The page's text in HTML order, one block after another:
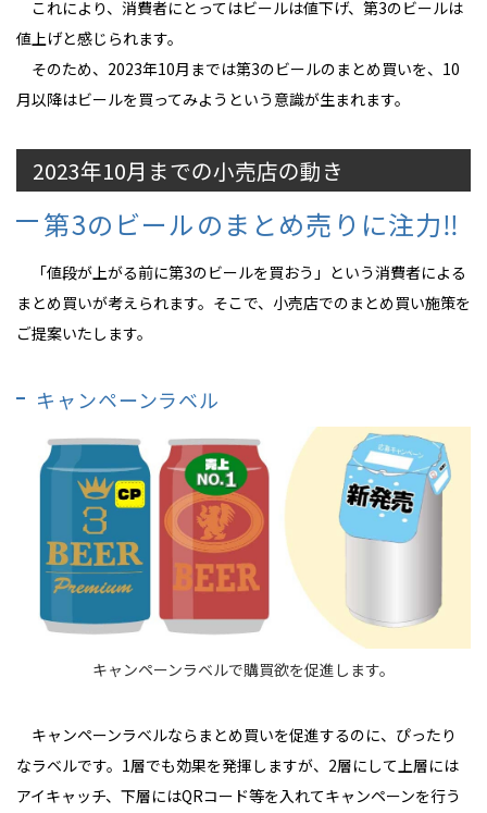
これにより、消費者にとってはビールは値下げ、第3のビールは
値上げと感じられます。
そのため、2023年10月までは第3のビールのまとめ買いを、10
月以降はビールを買ってみようという意識が生まれます。
2023年10月までの小売店の動き
第3のビールのまとめ売りに注力‼
「値段が上がる前に第3のビールを買おう」という消費者による
まとめ買いが考えられます。そこで、小売店でのまとめ買い施策を
ご提案いたします。
キャンペーンラベル
キャンペーンラベルで購買欲を促進します。
キャンペーンラベルならまとめ買いを促進するのに、ぴったり
なラベルです。1層でも効果を発揮しますが、2層にして上層には
アイキャッチ、下層にはQRコード等を入れてキャンペーンを行う